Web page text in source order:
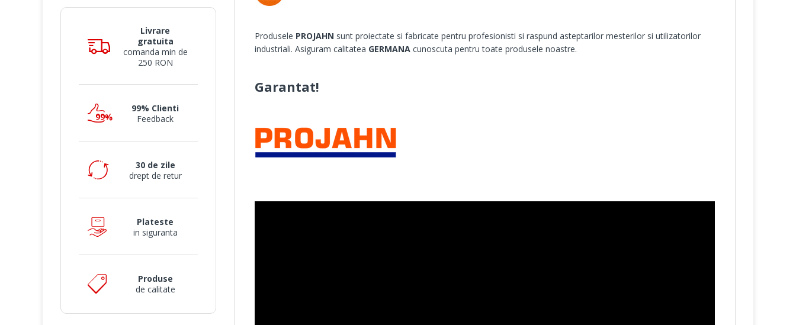
Livrare
gratuita
comanda min de
250 RON
99% Clienti
Feedback
30 de zile
drept de retur
Plateste
in siguranta
Produse
de calitate
Produsele PROJAHN sunt proiectate si fabricate pentru profesionisti si raspund asteptarilor mesterilor si utilizatorilor
industriali. Asiguram calitatea GERMANA cunoscuta pentru toate produsele noastre.
Garantat!